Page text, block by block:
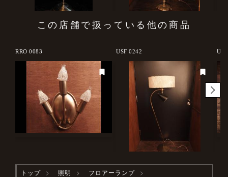
この店舗で扱っている他の商品
RRO 0083 USF 0242
トップ 照明
フロアーランプ